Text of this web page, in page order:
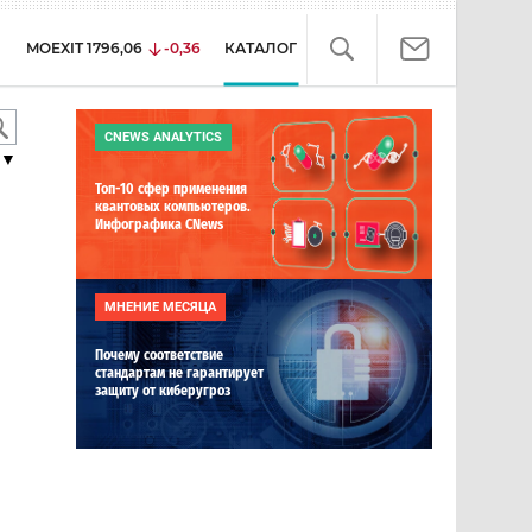
MOEXIT 1796,06 -0,36 КАТАЛОГ
▼
CNEWS ANALYTICS
Топ-10 сфер применения
квантовых компьютеров.
Инфографика CNews
МНЕНИЕ МЕСЯЦА
Почему соответствие
стандартам не гарантирует
защиту от киберугроз